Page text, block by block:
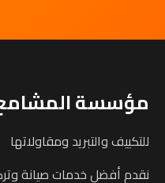
مؤسسة
للتكييف والتبريد ومقاولاتها
نقدم أفضل خدمات صيانة